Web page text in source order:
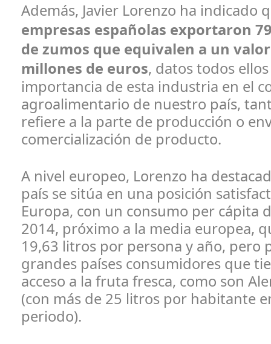
Además, Javier Lorenzo ha indicado
empresas españolas exportaron
de zumos que equivalen a un
millones de euros, datos todos
importancia de esta industria en el
agroalimentario de nuestro país,
refiere a la parte de producción o
comercialización de producto.
A nivel europeo, Lorenzo ha
país se sitúa en una posición
Europa, con un consumo per cápita
2014, próximo a la media europea,
19,63 litros por persona y año, pero
grandes países consumidores que
acceso a la fruta fresca, como son
(con más de 25 litros por habitante
periodo).